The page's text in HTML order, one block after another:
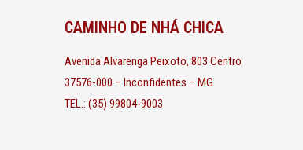
CAMINHO DE NHÁ CHICA
Avenida Alvarenga Peixoto, 803 Centro
37576-000 – Inconfidentes – MG
TEL.: (35) 99804-9003